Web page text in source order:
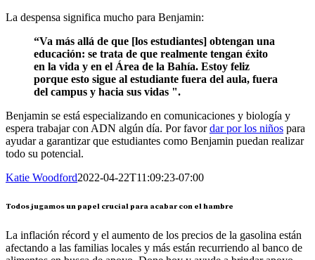
La despensa significa mucho para Benjamin:
“Va más allá de que [los estudiantes] obtengan una
educación: se trata de que realmente tengan éxito
en la vida y en el Área de la Bahía. Estoy feliz
porque esto sigue al estudiante fuera del aula, fuera
del campus y hacia sus vidas ".
Benjamin se está especializando en comunicaciones y biología y
espera trabajar con ADN algún día. Por favordar por los niños para
ayudar a garantizar que estudiantes como Benjamin puedan realizar
todo su potencial.
Katie Woodford2022-04-22T11:09:23-07:00
Todos jugamos un papel crucial para acabar con el hambre
La inflación récord y el aumento de los precios de la gasolina están
afectando a las familias locales y más están recurriendo al banco de